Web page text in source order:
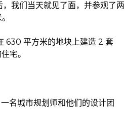
我们当天就见了面，并参观了两
630 平方米的地块上建造 2 套
宅。
名城市规划师和他们的设计团